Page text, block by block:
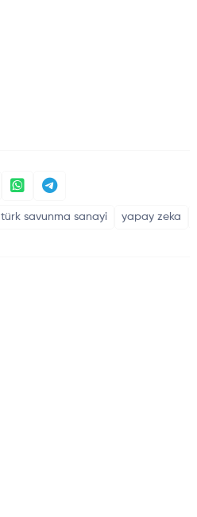
türk savunma sanayi yapay zeka